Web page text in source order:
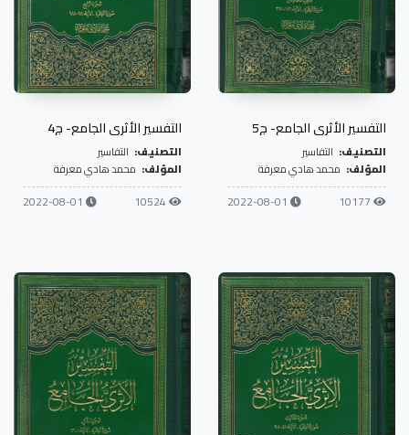
التفسير الأثري الجامع- ج5
التصنيف: التفاسير
المؤلف: محمد هادي معرفة
10177
2022-08-01
التفسير الأثري الجامع- ج4
التصنيف: التفاسير
المؤلف: محمد هادي معرفة
10524
2022-08-01